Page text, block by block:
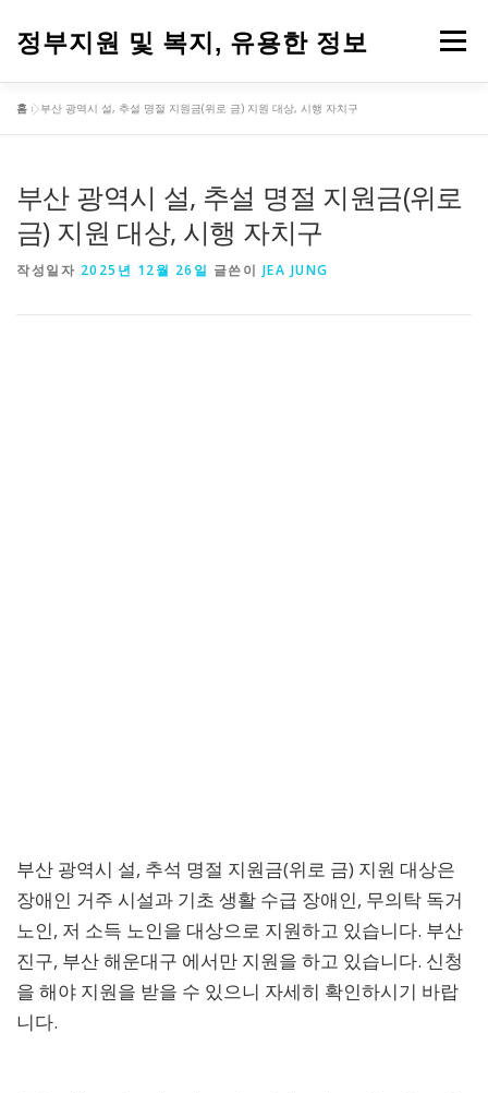
정부지원 및 복지, 유용한 정보 메뉴
홈 »부산 광역시 설, 추설 명절 지원금(위로 금) 지원 대상, 시행 자치구
부산 광역시 설, 추설 명절 지원금(위로
금) 지원 대상, 시행 자치구
작성일자 2025년 12월 26일 글쓴이 JEA JUNG
부산 광역시 설, 추석 명절 지원금(위로 금) 지원 대상은
장애인 거주 시설과 기초 생활 수급 장애인, 무의탁 독거
노인, 저 소득 노인을 대상으로 지원하고 있습니다. 부산
진구, 부산 해운대구 에서만 지원을 하고 있습니다. 신청
을 해야 지원을 받을 수 있으니 자세히 확인하시기 바랍
니다.